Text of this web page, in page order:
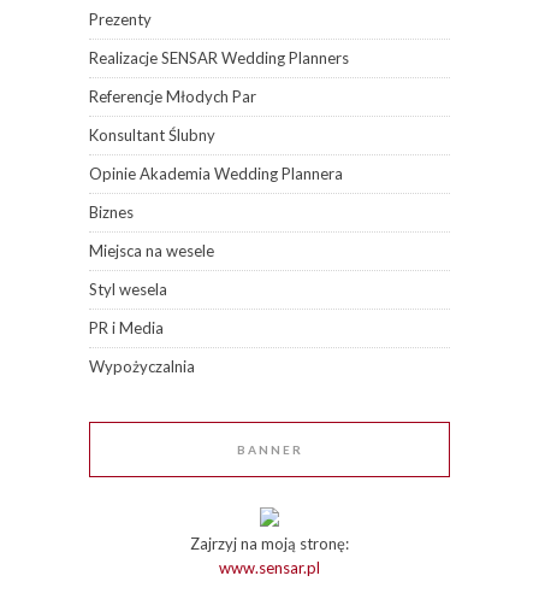
Prezenty
Realizacje SENSAR Wedding Planners
Referencje Młodych Par
Konsultant Ślubny
Opinie Akademia Wedding Plannera
Biznes
Miejsca na wesele
Styl wesela
PR i Media
Wypożyczalnia
BANNER
Zajrzyj na moją stronę:
www.sensar.pl